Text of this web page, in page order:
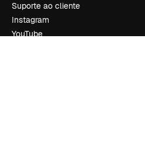
Suporte ao cliente
Instagram
YouTube